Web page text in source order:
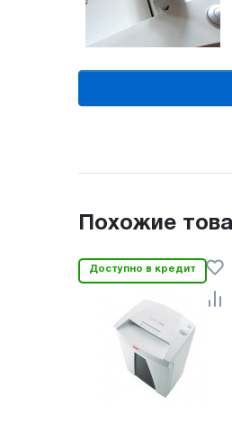
Похожие
Доступно в кредит